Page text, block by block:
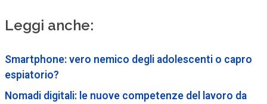
Leggi anche:
Smartphone: vero nemico degli adolescenti o capro
espiatorio?
Nomadi digitali: le nuove competenze del lavoro da